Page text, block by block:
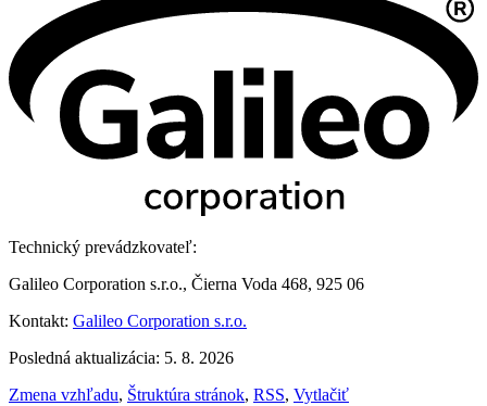
Technický prevádzkovateľ:
Galileo Corporation s.r.o., Čierna Voda 468, 925 06
Kontakt: Galileo Corporation s.r.o.
Posledná aktualizácia: 5. 8. 2026
Zmena vzhľadu, Štruktúra stránok, RSS, Vytlačiť